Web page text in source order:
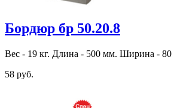
Бордюр бр 50.20.8
Вес - 19 кг. Длина - 500 мм. Ширина -
58 руб.